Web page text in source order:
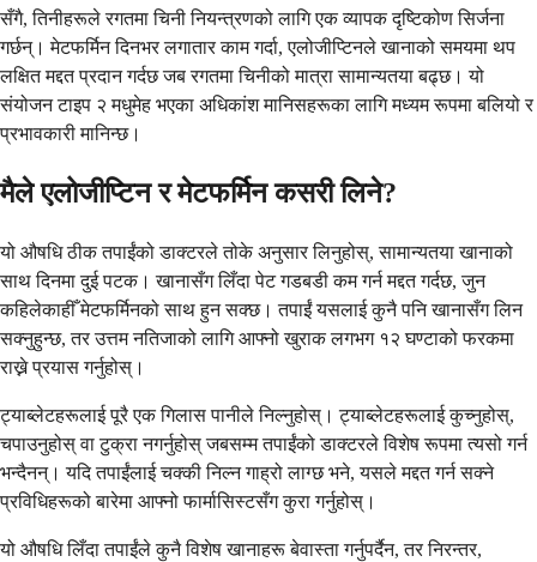
सँगै, तिनीहरूले रगतमा चिनी नियन्त्रणको लागि एक व्यापक दृष्टिकोण सिर्जना
गर्छन्। मेटफर्मिन दिनभर लगातार काम गर्दा, एलोजीप्टिनले खानाको समयमा थप
लक्षित मद्दत प्रदान गर्दछ जब रगतमा चिनीको मात्रा सामान्यतया बढ्छ। यो
संयोजन टाइप २ मधुमेह भएका अधिकांश मानिसहरूका लागि मध्यम रूपमा बलियो र
प्रभावकारी मानिन्छ।
मैले एलोजीप्टिन र मेटफर्मिन कसरी लिने?
यो औषधि ठीक तपाईंको डाक्टरले तोके अनुसार लिनुहोस्, सामान्यतया खानाको
साथ दिनमा दुई पटक। खानासँग लिँदा पेट गडबडी कम गर्न मद्दत गर्दछ, जुन
कहिलेकाहीँ मेटफर्मिनको साथ हुन सक्छ। तपाईं यसलाई कुनै पनि खानासँग लिन
सक्नुहुन्छ, तर उत्तम नतिजाको लागि आफ्नो खुराक लगभग १२ घण्टाको फरकमा
राख्ने प्रयास गर्नुहोस्।
ट्याब्लेटहरूलाई पूरै एक गिलास पानीले निल्नुहोस्। ट्याब्लेटहरूलाई कुच्नुहोस्,
चपाउनुहोस् वा टुक्रा नगर्नुहोस् जबसम्म तपाईंको डाक्टरले विशेष रूपमा त्यसो गर्न
भन्दैनन्। यदि तपाईंलाई चक्की निल्न गाह्रो लाग्छ भने, यसले मद्दत गर्न सक्ने
प्रविधिहरूको बारेमा आफ्नो फार्मासिस्टसँग कुरा गर्नुहोस्।
यो औषधि लिँदा तपाईंले कुनै विशेष खानाहरू बेवास्ता गर्नुपर्दैन, तर निरन्तर,